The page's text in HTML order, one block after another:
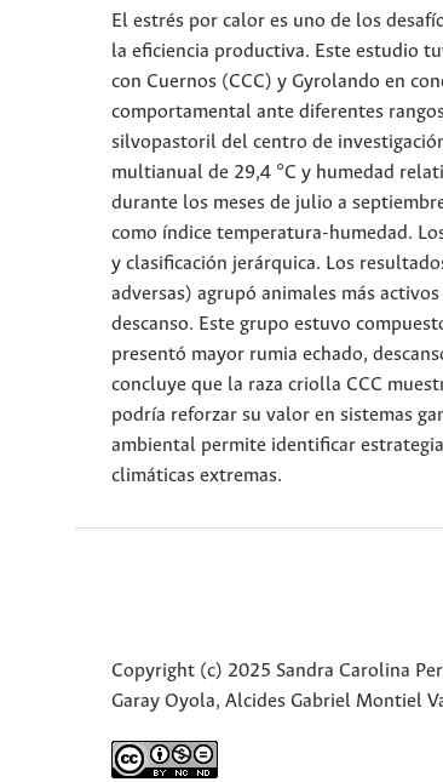
El estrés por calor es uno de los
la eficiencia productiva. Este estudio
con Cuernos (CCC) y Gyrolando en
comportamental ante diferentes
silvopastoril del centro de
multianual de 29,4 °C y humedad
durante los meses de julio a
como índice temperatura-humedad.
y clasificación jerárquica. Los
adversas) agrupó animales más
descanso. Este grupo estuvo
presentó mayor rumia echado,
concluye que la raza criolla CCC
podría reforzar su valor en sistemas
ambiental permite identificar
climáticas extremas.
Copyright (c) 2025 Sandra Carolina
Garay Oyola, Alcides Gabriel Montiel